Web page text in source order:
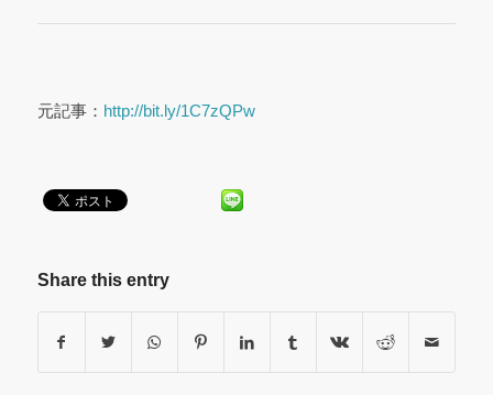
元記事： http://bit.ly/1C7zQPw
Share this entry